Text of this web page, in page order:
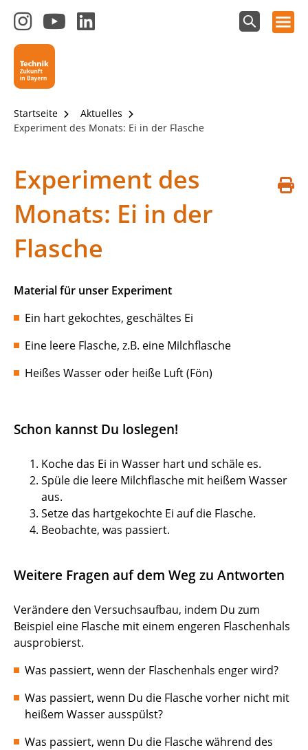
Technik - Zukunft in Bayern
Zum
Instagram-
Kanal
von
Technik-
in
Bayern
Zum
YouTube-LinkedIn-
Suchfeld
Hauptnavigation öffnen
Startseite
Aktuelles
Experiment des Monats: Ei in der Flasche
Experiment des
Monats: Ei in der
Flasche
Material für unser Experiment
Ein hart gekochtes, geschältes Ei
Eine leere Flasche, z.B. eine Milchflasche
Heißes Wasser oder heiße Luft (Fön)
Schon kannst Du loslegen!
Koche das Ei in Wasser hart und schäle es.
Spüle die leere Milchflasche mit heißem Wasser
aus.
Setze das hartgekochte Ei auf die Flasche.
Beobachte, was passiert.
Weitere Fragen auf dem Weg zu Antworten
Verändere den Versuchsaufbau, indem Du zum
Beispiel eine Flasche mit einem engeren Flaschenhals
ausprobierst.
Was passiert, wenn der Flaschenhals enger wird?
Was passiert, wenn Du die Flasche vorher nicht mit
heißem Wasser ausspülst?
Was passiert, wenn Du die Flasche während des